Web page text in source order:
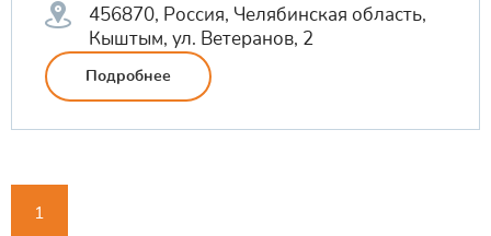
456870, Россия, Челябинская область,
Кыштым, ул. Ветеранов, 2
Подробнее
1